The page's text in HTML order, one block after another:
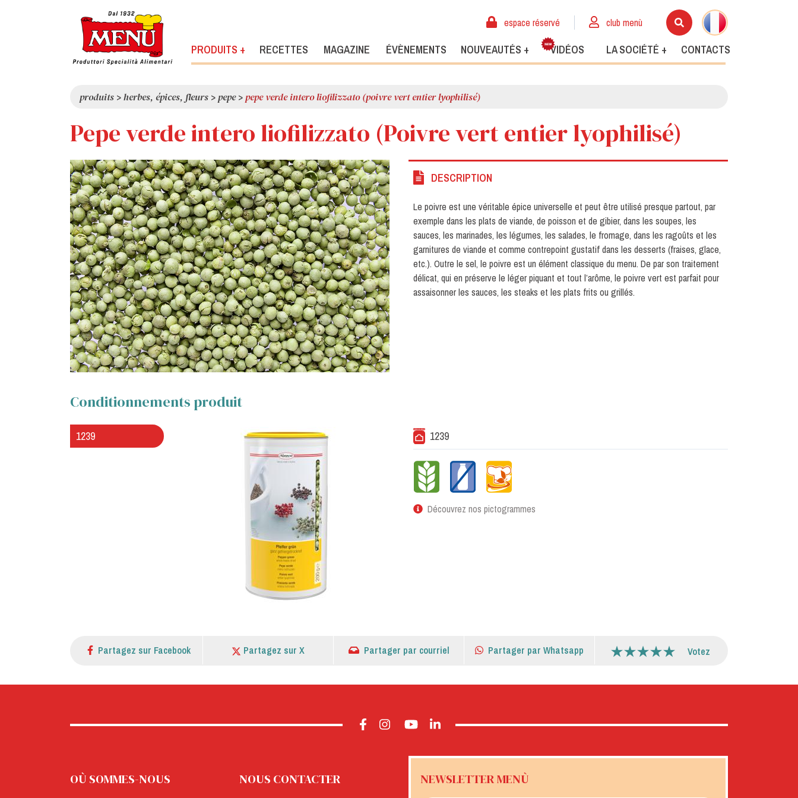
espace réservé club menù
PRODUITS + RECETTES MAGAZINE ÉVÈNEMENTS NOUVEAUTÉS + VIDÉOS LA SOCIÉTÉ + CONTACTS
produits >herbes, épices, fleurs >pepe>pepe verde intero liofilizzato (poivre vert entier lyophilisé)
Pepe verde intero liofilizzato (Poivre vert entier lyophilisé)
DESCRIPTION
Le poivre est une véritable épice universelle et peut être utilisé presque partout, par
exemple dans les plats de viande, de poisson et de gibier, dans les soupes, les
sauces, les marinades, les légumes, les salades, le fromage, dans les ragoûts et les
garnitures de viande et comme contrepoint gustatif dans les desserts (fraises, glace,
etc.). Outre le sel, le poivre est un élément classique du menu. De par son traitement
délicat, qui en préserve le léger piquant et tout l’arôme, le poivre vert est parfait pour
assaisonner les sauces, les steaks et les plats frits ou grillés.
Conditionnements produit
1239 1239
Découvrez nos pictogrammes
Partagez sur Facebook Partagez sur X Partager par courriel Partager par Whatsapp Votez
OÙ SOMMES-NOUS NOUS CONTACTER NEWSLETTER MENÙ